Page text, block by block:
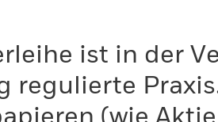
ist in der
regulierte